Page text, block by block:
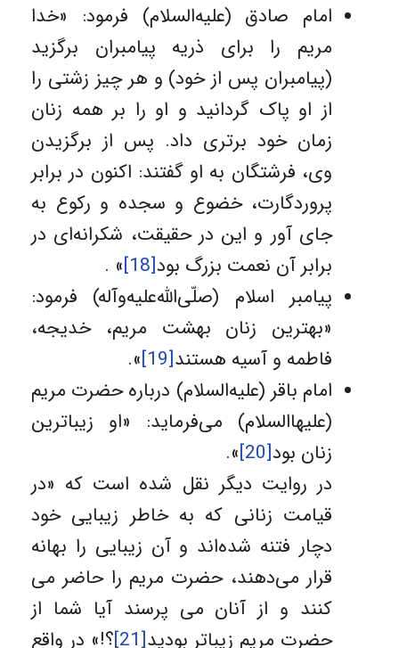
امام صادق (علیه‌السلام) فرمود: «خدا
مریم را برای ذریه پیامبران برگزید
(پیامبران پس از خود) و هر چیز زشتی را
از او پاک گردانید و او را بر همه زنان
زمان خود برتری داد. پس از برگزیدن
وی، فرشتگان به او گفتند: اکنون در برابر
پروردگارت، خضوع و سجده و رکوع به
جای آور و این در حقیقت، شکرانه‌ای در
برابر آن نعمت بزرگ بود[18]
» .
پیامبر اسلام (صلّی‌الله‌علیه‌وآله) فرمود:
«بهترین زنان بهشت مریم، خدیجه،
فاطمه و آسیه هستند[19]
».
امام باقر (علیه‌السلام) درباره حضرت مریم
(علیهاالسلام) می‌فرماید: «او زیباترین
زنان بود[20]
».
در روایت دیگر نقل شده است که «در
قیامت زنانی که به خاطر زیبایی خود
دچار فتنه شده‌اند و آن زیبایی را بهانه
قرار می‌دهند، حضرت مریم را حاضر می
کنند و از آنان می پرسند آیا شما از
حضرت مریم زیباتر بودید[21]
؟!» در واقع